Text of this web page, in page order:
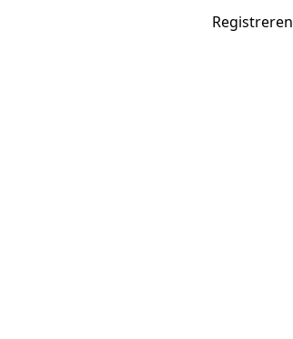
Registreren